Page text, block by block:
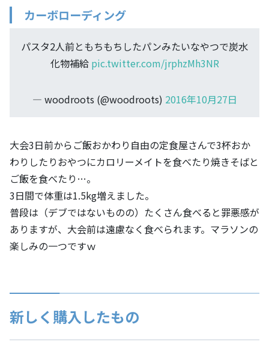
カーボローディング
パスタ2人前ともちもちしたパンみたいなやつで炭水
化物補給 pic.twitter.com/jrphzMh3NR
— woodroots (@woodroots) 2016年10月27日
大会3日前からご飯おかわり自由の定食屋さんで3杯おか
わりしたりおやつにカロリーメイトを食べたり焼きそばと
ご飯を食べたり…。
3日間で体重は1.5kg増えました。
普段は（デブではないものの）たくさん食べると罪悪感が
ありますが、大会前は遠慮なく食べられます。マラソンの
楽しみの一つですｗ
新しく購入したもの